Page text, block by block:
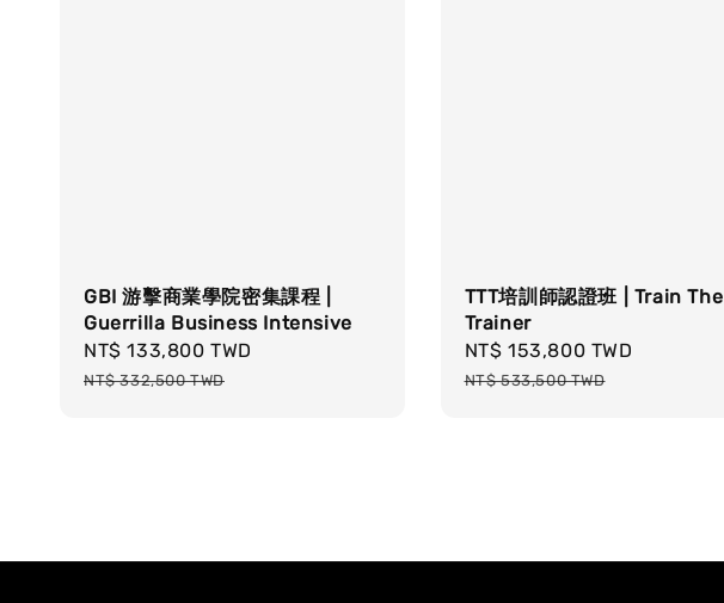
GBI 游擊商業學院密集課程 |
Guerrilla Business Intensive
Sale
price
NT$ 133,800 TWD
NT$ 332,500 TWD
TTT培訓師認證班 | Train The
Trainer
Sale
price
NT$ 153,800 TWD
NT$ 533,500 TWD